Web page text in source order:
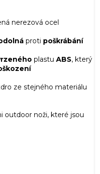
nerezová ocel
proti poškrábání
plastu ABS, který
ze stejného materiálu
outdoor noži, které jsou